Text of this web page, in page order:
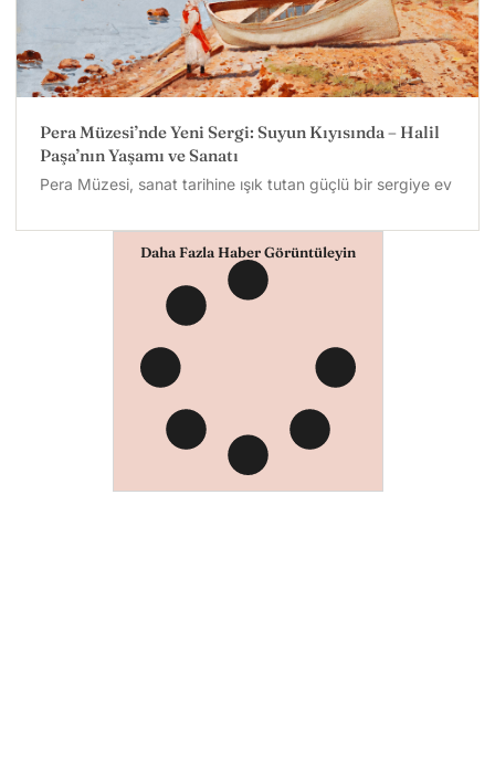
Pera Müzesi’nde Yeni Sergi: Suyun Kıyısında – Halil
Paşa’nın Yaşamı ve Sanatı
Pera Müzesi, sanat tarihine ışık tutan güçlü bir sergiye ev
Daha Fazla Haber Görüntüleyin